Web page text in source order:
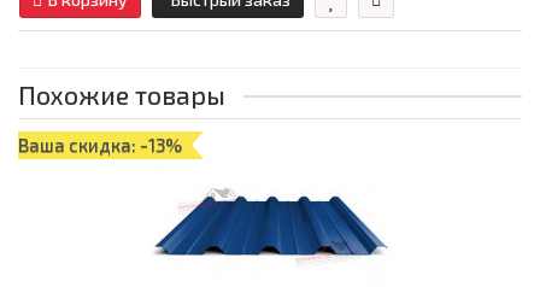
Похожие товары
Ваша скидка: -13%